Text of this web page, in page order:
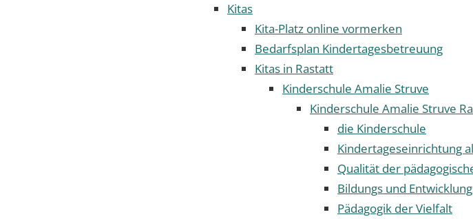
Kitas
Kita-Platz online vormerken
Bedarfsplan Kindertagesbetreuung
Kitas in Rastatt
Kinderschule Amalie Struve
Kinderschule Amalie Struve
die Kinderschule
Kindertageseinrichtung
Qualität der
Bildungs und
Pädagogik der Vielfalt